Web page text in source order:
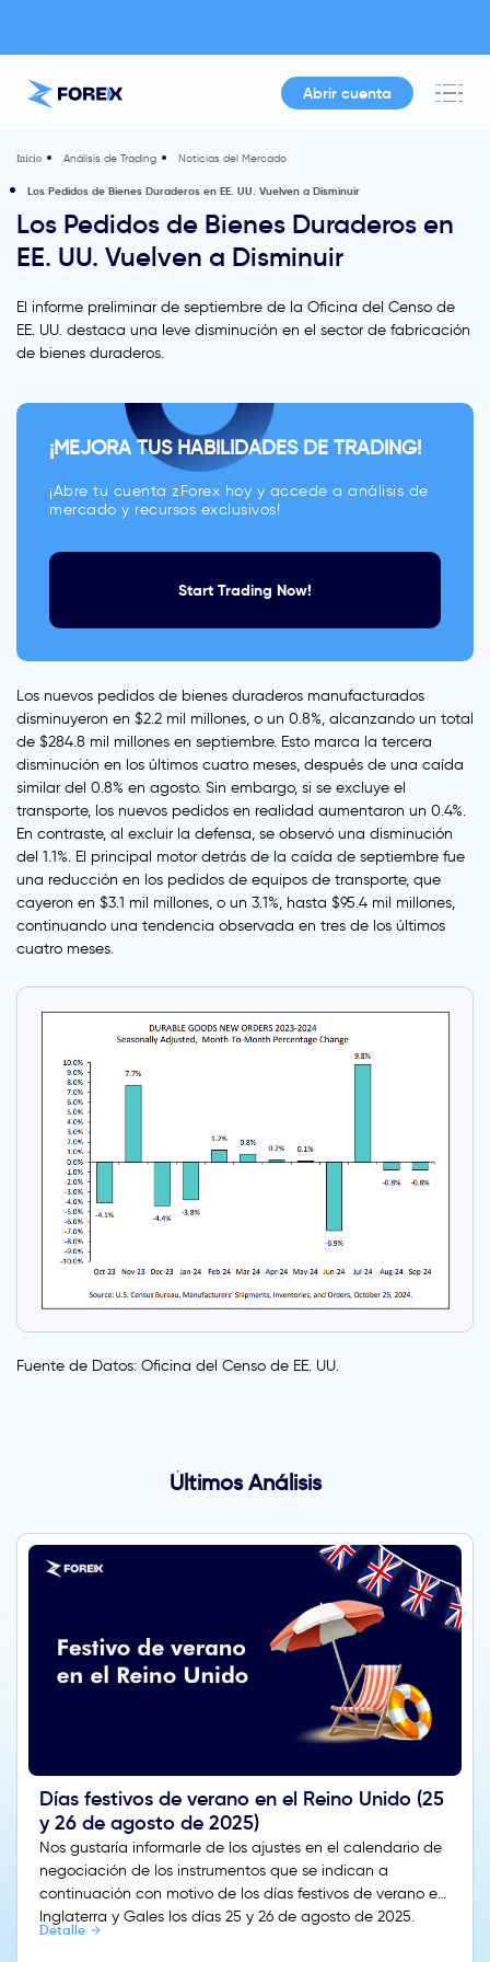
Abrir cuenta
Inicio Análisis de Trading Noticias del Mercado
Los Pedidos de Bienes Duraderos en EE. UU. Vuelven a Disminuir
Los Pedidos de Bienes Duraderos en
EE. UU. Vuelven a Disminuir
El informe preliminar de septiembre de la Oficina del Censo de
EE. UU. destaca una leve disminución en el sector de fabricación
de bienes duraderos.
¡MEJORA TUS HABILIDADES DE TRADING!
¡Abre tu cuenta zForex hoy y accede a análisis de
mercado y recursos exclusivos!
Start Trading Now!
Los nuevos pedidos de bienes duraderos manufacturados
disminuyeron en $2.2 mil millones, o un 0.8%, alcanzando un total
de $284.8 mil millones en septiembre. Esto marca la tercera
disminución en los últimos cuatro meses, después de una caída
similar del 0.8% en agosto. Sin embargo, si se excluye el
transporte, los nuevos pedidos en realidad aumentaron un 0.4%.
En contraste, al excluir la defensa, se observó una disminución
del 1.1%. El principal motor detrás de la caída de septiembre fue
una reducción en los pedidos de equipos de transporte, que
cayeron en $3.1 mil millones, o un 3.1%, hasta $95.4 mil millones,
continuando una tendencia observada en tres de los últimos
cuatro meses.
Fuente de Datos: Oficina del Censo de EE. UU.
Últimos Análisis
Días festivos de verano en el Reino Unido (25
y 26 de agosto de 2025)
Nos gustaría informarle de los ajustes en el calendario de
negociación de los instrumentos que se indican a
continuación con motivo de los días festivos de verano en
Inglaterra y Gales los días 25 y 26 de agosto de 2025.
Detalle